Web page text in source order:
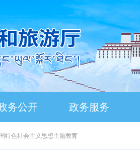
务公开 政务服务
特色社会主义思想主题教育